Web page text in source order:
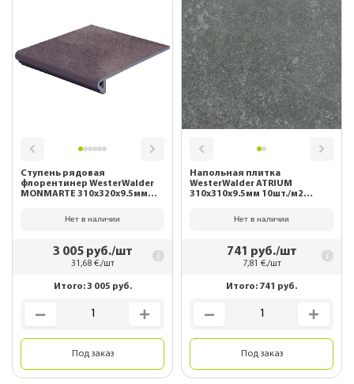
Ступень рядовая
флорентинер WesterWalder
MONMARTE 310х320х9.5мм
Нет в наличии
3 005руб./шт
31,68€./шт
Итого:3 005 руб.
Под заказ
Напольная плитка
WesterWalder ATRIUM
310х310х9.5мм 10шт./м2
Нет в наличии
741 руб./шт
7,81 €./шт
Итого: 741 руб.
Под заказ